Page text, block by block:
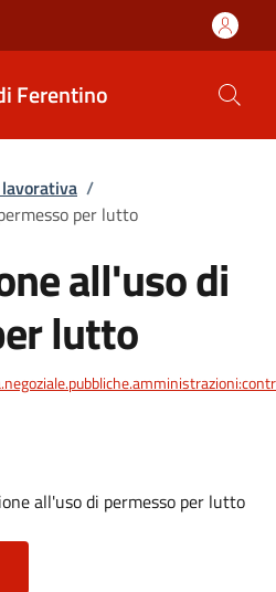
Ferentino
/
per lutto
all'uso di
lutto
all'uso di permesso per lutto